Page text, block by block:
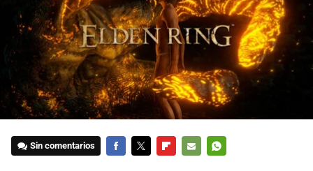
Sin comentarios